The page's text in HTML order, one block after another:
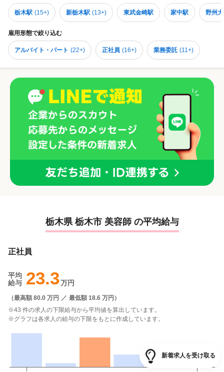
栃木駅 (15+) 新栃木駅 (13+) 東武金崎駅 家中駅 野州
雇用形態で絞り込む
アルバイト・パート (22+) 正社員 (16+) 業務委託 (11+)
栃木県 栃木市 美容師 の平均給与
正社員
平均
給与 23.3万円
（最高額 80.0 万円 ／ 最低額 18.6 万円 ）
※43 件の求人の下限給与から平均値を算出しています。
※グラフは各求人の給与の下限をもとに作成しています。
新着求人を受け取る